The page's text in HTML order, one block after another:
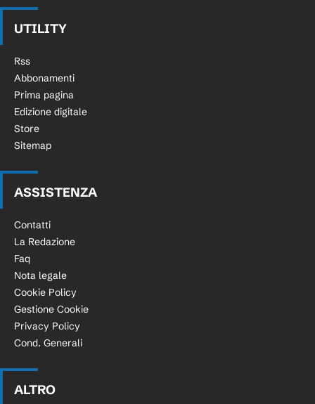
UTILITY
Rss
Abbonamenti
Prima pagina
Edizione digitale
Store
Sitemap
ASSISTENZA
Contatti
La Redazione
Faq
Nota legale
Cookie Policy
Gestione Cookie
Privacy Policy
Cond. Generali
ALTRO